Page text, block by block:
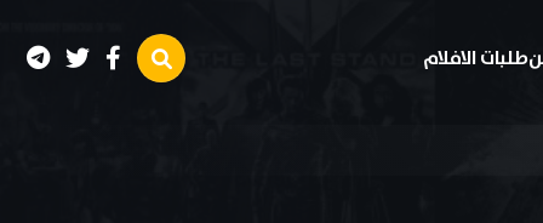
طلبات الافلام